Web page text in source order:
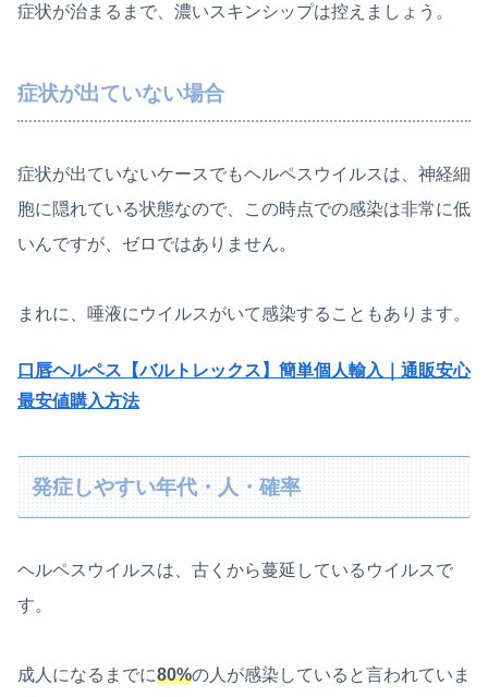
症状が治まるまで、濃いスキンシップは控えましょう。
症状が出ていない場合
症状が出ていないケースでもヘルペスウイルスは、神経細
胞に隠れている状態なので、この時点での感染は非常に低
いんですが、ゼロではありません。
まれに、唾液にウイルスがいて感染することもあります。
口唇ヘルペス【バルトレックス】簡単個人輸入｜通販安心
最安値購入方法
発症しやすい年代・人・確率
ヘルペスウイルスは、古くから蔓延しているウイルスで
す。
成人になるまでに80%の人が感染していると言われていま